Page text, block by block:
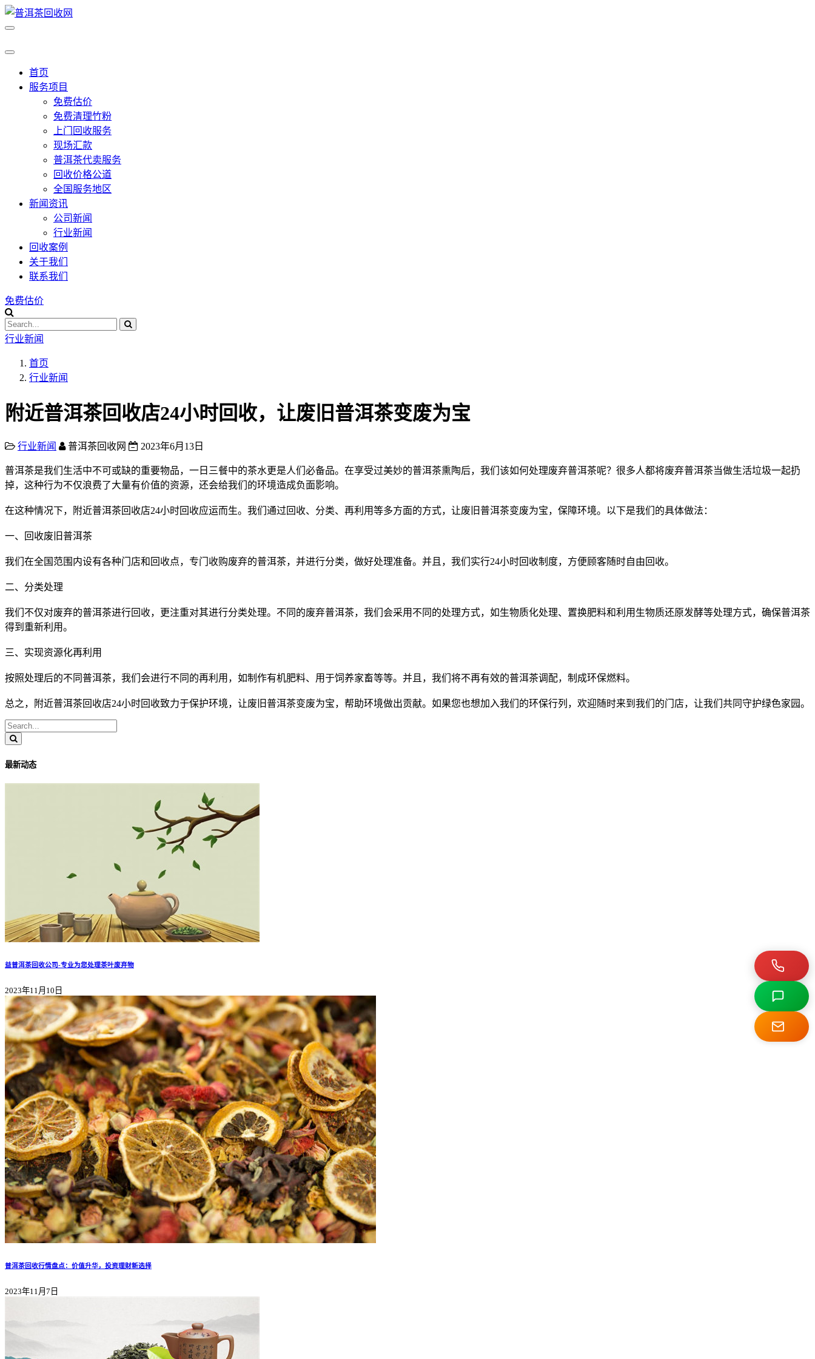
首页
服务项目
免费估价
免费清理竹粉
上门回收服务
现场汇款
普洱茶代卖服务
回收价格公道
全国服务地区
新闻资讯
公司新闻
行业新闻
回收案例
关于我们
联系我们
免费估价
行业新闻
首页
行业新闻
附近普洱茶回收店24小时回收，让废旧普洱茶变废为宝
行业新闻 普洱茶回收网 2023年6月13日
普洱茶是我们生活中不可或缺的重要物品，一日三餐中的茶水更是人们必备品。在享受过美妙的普洱茶熏陶后，我们该如何处理废弃普洱茶呢？很多人都将废弃普洱茶当做生活垃圾一起扔
掉，这种行为不仅浪费了大量有价值的资源，还会给我们的环境造成负面影响。
在这种情况下，附近普洱茶回收店24小时回收应运而生。我们通过回收、分类、再利用等多方面的方式，让废旧普洱茶变废为宝，保障环境。以下是我们的具体做法：
一、回收废旧普洱茶
我们在全国范围内设有各种门店和回收点，专门收购废弃的普洱茶，并进行分类，做好处理准备。并且，我们实行24小时回收制度，方便顾客随时自由回收。
二、分类处理
我们不仅对废弃的普洱茶进行回收，更注重对其进行分类处理。不同的废弃普洱茶，我们会采用不同的处理方式，如生物质化处理、置换肥料和利用生物质还原发酵等处理方式，确保普洱茶
得到重新利用。
三、实现资源化再利用
按照处理后的不同普洱茶，我们会进行不同的再利用，如制作有机肥料、用于饲养家畜等等。并且，我们将不再有效的普洱茶调配，制成环保燃料。
总之，附近普洱茶回收店24小时回收致力于保护环境，让废旧普洱茶变废为宝，帮助环境做出贡献。如果您也想加入我们的环保行列，欢迎随时来到我们的门店，让我们共同守护绿色家园。
最新动态
益普洱茶回收公司-专业为您处理茶叶废弃物
2023年11月10日
普洱茶回收行情盘点：价值升华，投资理财新选择
2023年11月7日